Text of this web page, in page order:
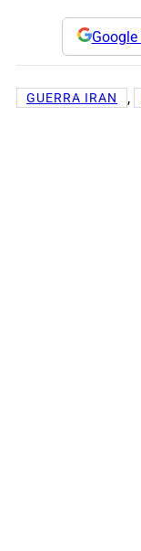
Google
GUERRA IRAN ,